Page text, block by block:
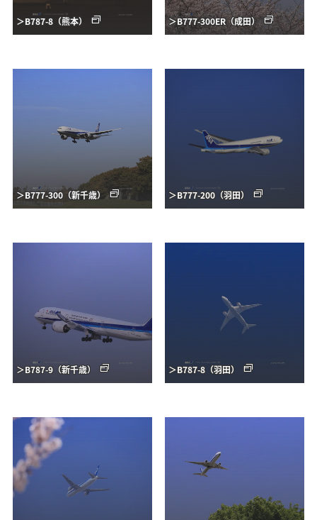
＞B787-8（熊本） ＞B777-300ER（成田）
＞B777-300（新千歳） ＞B777-200（羽田）
＞B787-9（新千歳） ＞B787-8（羽田）